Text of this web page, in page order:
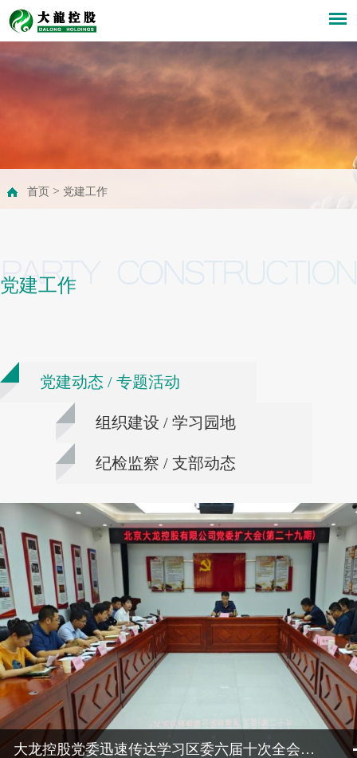
首页> 党建工作
党建工作
党建动态 / 专题活动
组织建设 / 学习园地
纪检监察 / 支部动态
大龙控股党委迅速传达学习区委六届十次全会精神